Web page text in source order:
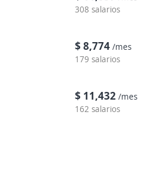
308 salarios
$ 8,774 /mes
179 salarios
$ 11,432 /mes
162 salarios